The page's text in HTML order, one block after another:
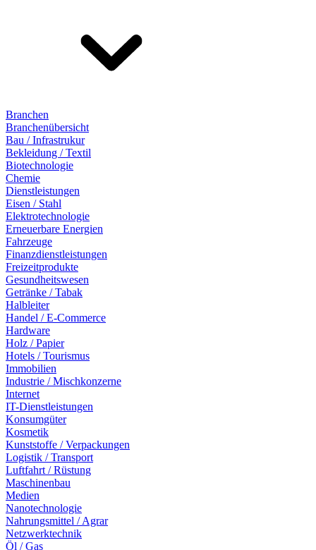
Branchen
Branchenübersicht
Bau / Infrastrukur
Bekleidung / Textil
Biotechnologie
Chemie
Dienstleistungen
Eisen / Stahl
Elektrotechnologie
Erneuerbare Energien
Fahrzeuge
Finanzdienstleistungen
Freizeitprodukte
Gesundheitswesen
Getränke / Tabak
Halbleiter
Handel / E-Commerce
Hardware
Holz / Papier
Hotels / Tourismus
Immobilien
Industrie / Mischkonzerne
Internet
IT-Dienstleistungen
Konsumgüter
Kosmetik
Kunststoffe / Verpackungen
Logistik / Transport
Luftfahrt / Rüstung
Maschinenbau
Medien
Nanotechnologie
Nahrungsmittel / Agrar
Netzwerktechnik
Öl / Gas